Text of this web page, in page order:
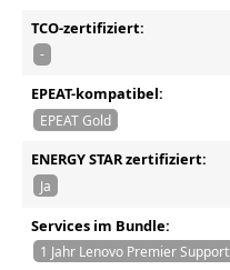
TCO-zertifiziert:
-
EPEAT-kompatibel:
EPEAT Gold
ENERGY STAR zertifiziert:
Ja
Services im Bundle:
1 Jahr Lenovo Premier Support